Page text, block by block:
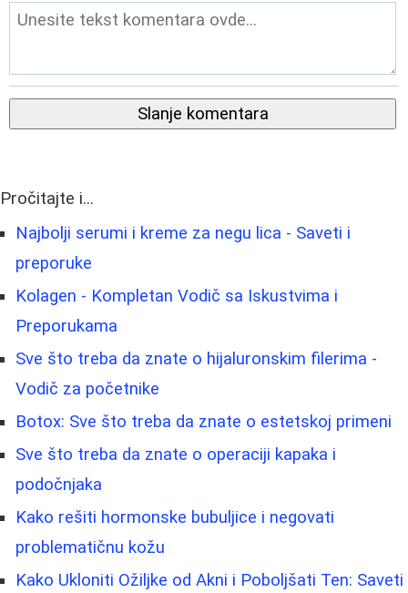
Slanje komentara
Pročitajte i...
Najbolji serumi i kreme za negu lica - Saveti i
preporuke
Kolagen - Kompletan Vodič sa Iskustvima i
Preporukama
Sve što treba da znate o hijaluronskim filerima -
Vodič za početnike
Botox: Sve što treba da znate o estetskoj primeni
Sve što treba da znate o operaciji kapaka i
podočnjaka
Kako rešiti hormonske bubuljice i negovati
problematičnu kožu
Kako Ukloniti Ožiljke od Akni i Poboljšati Ten: Saveti